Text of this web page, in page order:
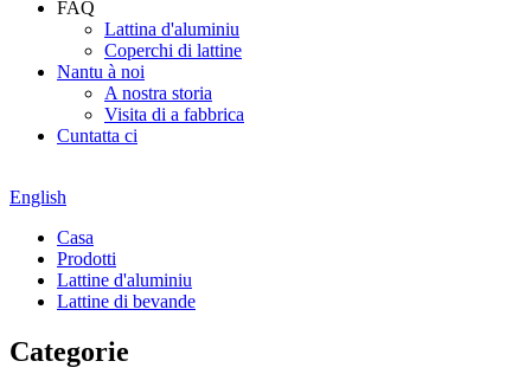
FAQ
Lattina d'aluminiu
Coperchi di lattine
Nantu à noi
A nostra storia
Visita di a fabbrica
Cuntatta ci
English
Casa
Prodotti
Lattine d'aluminiu
Lattine di bevande
Categorie